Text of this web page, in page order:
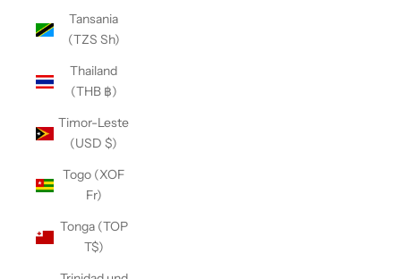
Tansania
(TZS Sh)
Thailand
(THB ฿)
Timor-Leste
(USD $)
Togo (XOF
Fr)
Tonga (TOP
T$)